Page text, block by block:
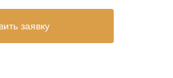
заявку